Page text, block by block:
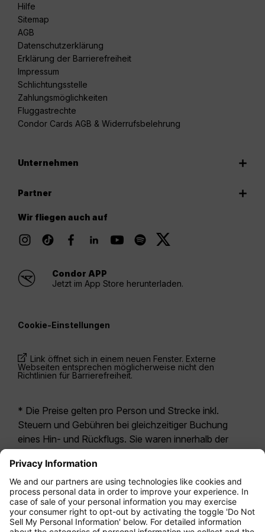
Hilfe
Sitemap
AGB
Datenschutzerklärung
Erklärung der Barrierefreiheit
Impressum
Schlichtungsstelle
Zahlungsmöglichkeiten
Fluggastrechte
Condor Cards AGB & Widerrufsbelehrung
Unternehmen
Partner
Wir fliegen auch auf
Condor APP
Jetzt im App Store herunterladen.
Cookie-Einstellungen
Link öffnet sich in einem neuen Fenster. Externe
Webseiten entsprechen möglicherweise nicht den
Richtlinien für Barrierefreiheit.
* Die Preise gelten pro Person und Strecke inkl.
Steuern und Gebühren bei gleichzeitiger Buchung
eines Hin- und Rückflugs. Sie waren innerhalb der
letzten 24 Stunden verfügbar und sind
möglicherweise nicht mehr aktuell. Bei den für die
Economy Class angegebenen Tarifen handelt es
sich i.d.R. um Economy Zero, unsere restriktivste
Tarifoption. Es können hierfür zusätzliche Gebühren
fürAufgabegepäck oder für andere optionale